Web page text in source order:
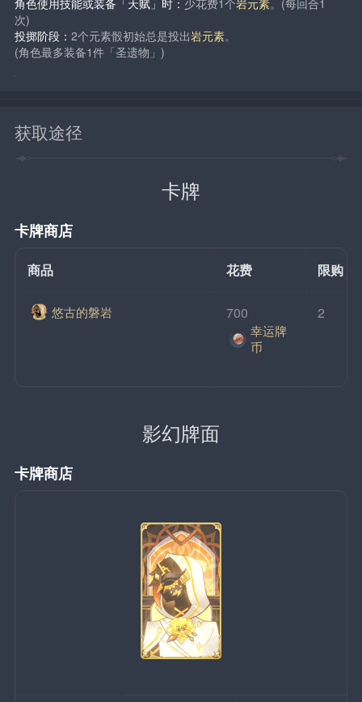
角色使用技能或装备「天赋」时： 少花费1个岩元素。(每回合1
次)
投掷阶段：2个元素骰初始总是投出岩元素。
(角色最多装备1件「圣遗物」)
获取途径
卡牌
卡牌商店
商品 花费 限购
悠古的磐岩 700
幸运牌
币
2
影幻牌面
卡牌商店